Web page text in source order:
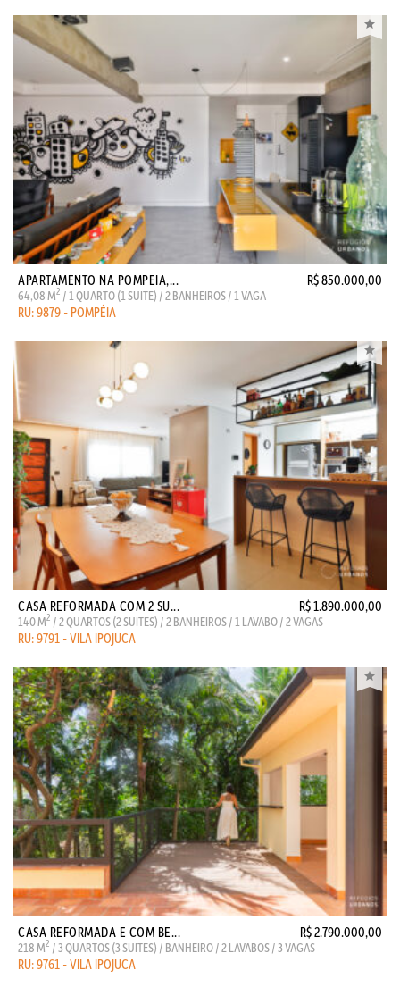
APARTAMENTO NA POMPEIA,... R$ 850.000,00
64,08 M2 / 1 QUARTO (1 SUITE) / 2 BANHEIROS / 1 VAGA
RU: 9879 - POMPÉIA
CASA REFORMADA COM 2 SU... R$ 1.890.000,00
140 M2 / 2 QUARTOS (2 SUITES) / 2 BANHEIROS / 1 LAVABO / 2 VAGAS
RU: 9791 - VILA IPOJUCA
CASA REFORMADA E COM BE... R$ 2.790.000,00
218 M2 / 3 QUARTOS (3 SUITES) / BANHEIRO / 2 LAVABOS / 3 VAGAS
RU: 9761 - VILA IPOJUCA